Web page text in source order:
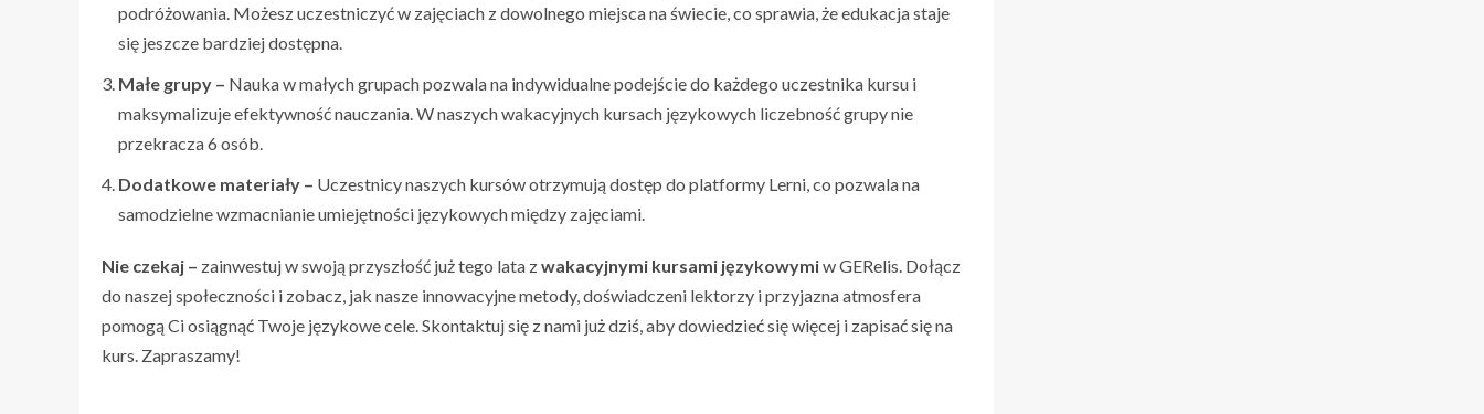
podróżowania. Możesz uczestniczyć w zajęciach z dowolnego miejsca na świecie, co sprawia, że edukacja staje
się jeszcze bardziej dostępna.
Małe grupy – Nauka w małych grupach pozwala na indywidualne podejście do każdego uczestnika kursu i
maksymalizuje efektywność nauczania. W naszych wakacyjnych kursach językowych liczebność grupy nie
przekracza 6 osób.
Dodatkowe materiały – Uczestnicy naszych kursów otrzymują dostęp do platformy Lerni, co pozwala na
samodzielne wzmacnianie umiejętności językowych między zajęciami.
Nie czekaj – zainwestuj w swoją przyszłość już tego lata zwakacyjnymi kursami językowymiw GERelis. Dołącz
do naszej społeczności i zobacz, jak nasze innowacyjne metody, doświadczeni lektorzy i przyjazna atmosfera
pomogą Ci osiągnąć Twoje językowe cele. Skontaktuj się z nami już dziś, aby dowiedzieć się więcej i zapisać się na
kurs. Zapraszamy!